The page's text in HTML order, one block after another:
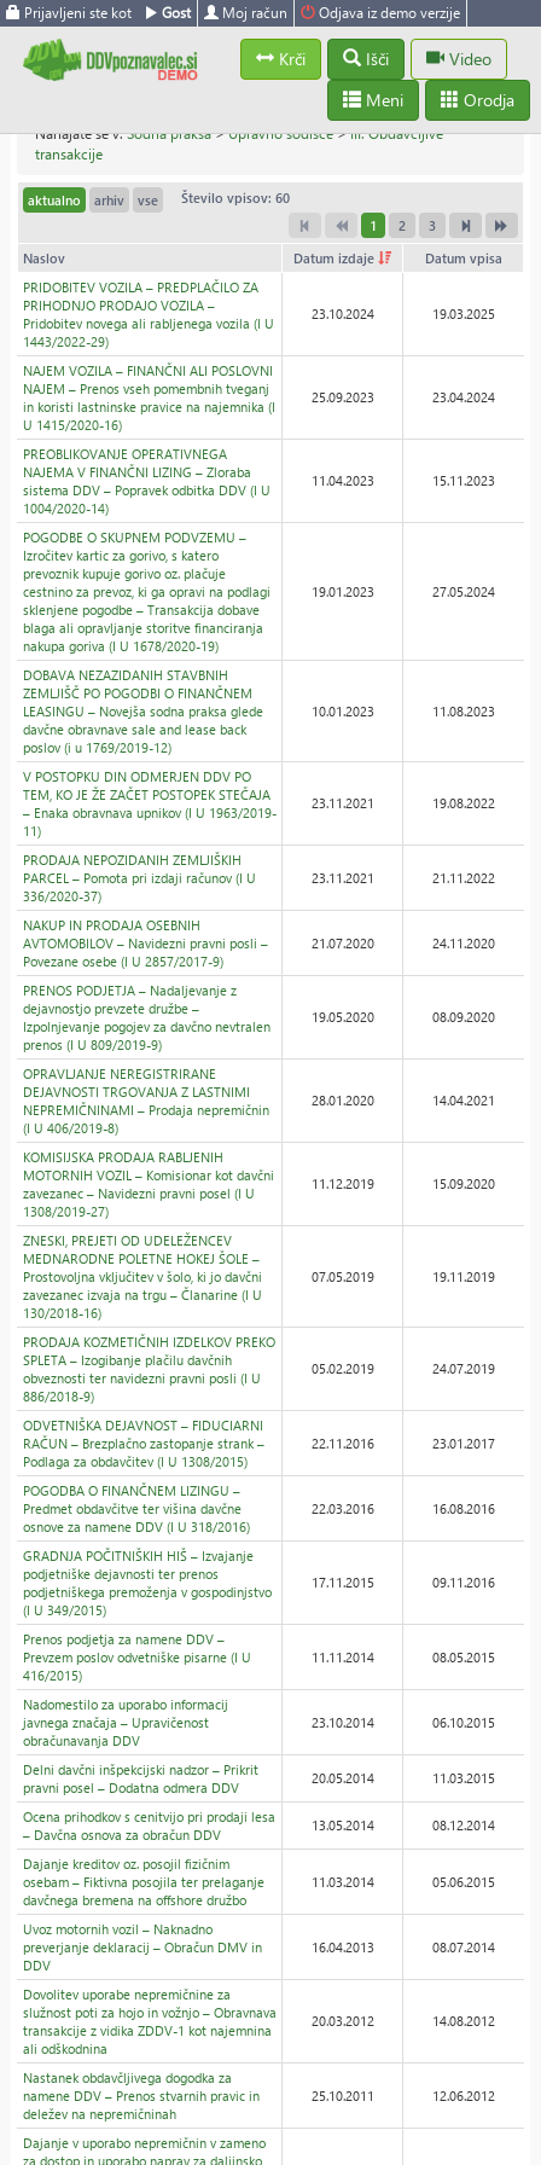
Prijavljeni ste kot Gost Moj račun Odjava iz demo verzije
Krči Išči
Video
Orodja
Meni
Nahajate se v:Sodna praksa>Upravno sodišče>III. Obdavčljive
transakcije
aktualno arhiv vse
Število vpisov: 60
1
2 3
Naslov Datum izdaje
Datum vpisa
PRIDOBITEV VOZILA – PREDPLAČILO ZA
PRIHODNJO PRODAJO VOZILA –
Pridobitev novega ali rabljenega vozila (I U
1443/2022-29)
23.10.2024 19.03.2025
NAJEM VOZILA – FINANČNI ALI POSLOVNI
NAJEM – Prenos vseh pomembnih tveganj
in koristi lastninske pravice na najemnika (I
U 1415/2020-16)
25.09.2023 23.04.2024
PREOBLIKOVANJE OPERATIVNEGA
NAJEMA V FINANČNI LIZING – Zloraba
sistema DDV – Popravek odbitka DDV (I U
1004/2020-14)
11.04.2023 15.11.2023
POGODBE O SKUPNEM PODVZEMU –
Izročitev kartic za gorivo, s katero
prevoznik kupuje gorivo oz. plačuje
cestnino za prevoz, ki ga opravi na podlagi
sklenjene pogodbe – Transakcija dobave
blaga ali opravljanje storitve financiranja
nakupa goriva (I U 1678/2020-19)
19.01.2023 27.05.2024
DOBAVA NEZAZIDANIH STAVBNIH
ZEMLJIŠČ PO POGODBI O FINANČNEM
LEASINGU – Novejša sodna praksa glede
davčne obravnave sale and lease back
poslov (i u 1769/2019-12)
10.01.2023 11.08.2023
V POSTOPKU DIN ODMERJEN DDV PO
TEM, KO JE ŽE ZAČET POSTOPEK STEČAJA
– Enaka obravnava upnikov (I U 1963/2019-
11)
23.11.2021 19.08.2022
PRODAJA NEPOZIDANIH ZEMLJIŠKIH
PARCEL – Pomota pri izdaji računov (I U
336/2020-37)
23.11.2021 21.11.2022
NAKUP IN PRODAJA OSEBNIH
AVTOMOBILOV – Navidezni pravni posli –
Povezane osebe (I U 2857/2017-9)
21.07.2020 24.11.2020
PRENOS PODJETJA – Nadaljevanje z
dejavnostjo prevzete družbe –
Izpolnjevanje pogojev za davčno nevtralen
prenos (I U 809/2019-9)
19.05.2020 08.09.2020
OPRAVLJANJE NEREGISTRIRANE
DEJAVNOSTI TRGOVANJA Z LASTNIMI
NEPREMIČNINAMI – Prodaja nepremičnin
(I U 406/2019-8)
28.01.2020 14.04.2021
KOMISIJSKA PRODAJA RABLJENIH
MOTORNIH VOZIL – Komisionar kot davčni
zavezanec – Navidezni pravni posel (I U
1308/2019-27)
11.12.2019 15.09.2020
ZNESKI, PREJETI OD UDELEŽENCEV
MEDNARODNE POLETNE HOKEJ ŠOLE –
Prostovoljna vključitev v šolo, ki jo davčni
zavezanec izvaja na trgu – Članarine (I U
130/2018-16)
07.05.2019 19.11.2019
PRODAJA KOZMETIČNIH IZDELKOV PREKO
SPLETA – Izogibanje plačilu davčnih
obveznosti ter navidezni pravni posli (I U
886/2018-9)
05.02.2019 24.07.2019
ODVETNIŠKA DEJAVNOST – FIDUCIARNI
RAČUN – Brezplačno zastopanje strank –
Podlaga za obdavčitev (I U 1308/2015)
22.11.2016 23.01.2017
POGODBA O FINANČNEM LIZINGU –
Predmet obdavčitve ter višina davčne
osnove za namene DDV (I U 318/2016)
22.03.2016 16.08.2016
GRADNJA POČITNIŠKIH HIŠ – Izvajanje
podjetniške dejavnosti ter prenos
podjetniškega premoženja v gospodinjstvo
(I U 349/2015)
17.11.2015 09.11.2016
Prenos podjetja za namene DDV –
Prevzem poslov odvetniške pisarne (I U
416/2015)
11.11.2014 08.05.2015
Nadomestilo za uporabo informacij
javnega značaja – Upravičenost
obračunavanja DDV
23.10.2014 06.10.2015
Delni davčni inšpekcijski nadzor – Prikrit
pravni posel – Dodatna odmera DDV
20.05.2014 11.03.2015
Ocena prihodkov s cenitvijo pri prodaji lesa
– Davčna osnova za obračun DDV
13.05.2014 08.12.2014
Dajanje kreditov oz. posojil fizičnim
osebam – Fiktivna posojila ter prelaganje
davčnega bremena na offshore družbo
11.03.2014 05.06.2015
Uvoz motornih vozil – Naknadno
preverjanje deklaracij – Obračun DMV in
DDV
16.04.2013 08.07.2014
Dovolitev uporabe nepremičnine za
služnost poti za hojo in vožnjo – Obravnava
transakcije z vidika ZDDV-1 kot najemnina
ali odškodnina
20.03.2012 14.08.2012
Nastanek obdavčljivega dogodka za
namene DDV – Prenos stvarnih pravic in
deležev na nepremičninah
25.10.2011 12.06.2012
Dajanje v uporabo nepremičnin v zameno
za dostop in uporabo naprav za daljinsko